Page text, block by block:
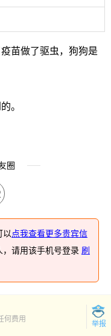
苗做了驱虫，狗狗是
。
圈
以 点我查看更多贵宾信
，请用该手机号登录 刷
何费用
举报